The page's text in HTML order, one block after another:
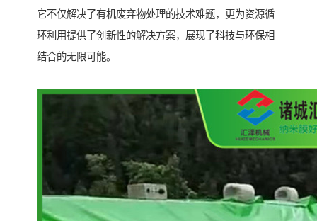
它不仅解决了有机废弃物处理的技术难题，更为资源循
环利用提供了创新性的解决方案，展现了科技与环保相
结合的无限可能。